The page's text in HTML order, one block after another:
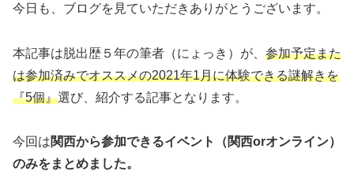
今日も、ブログを見ていただきありがとうございます。
本記事は脱出歴５年の筆者（にょっき）が、 参加予定また
は参加済みでオススメの2021年1月に体験できる謎解きを
『5個』選び、紹介する記事となります。
今回は関西から参加できるイベント（関西orオンライン）
のみをまとめました。